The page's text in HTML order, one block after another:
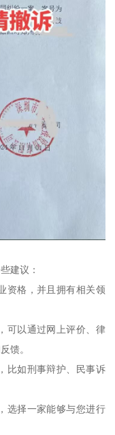
建议：
资格，并且拥有相关领
可以通过网上评价、律
馈。
比如刑事辩护、民事诉
选择一家能够与您进行